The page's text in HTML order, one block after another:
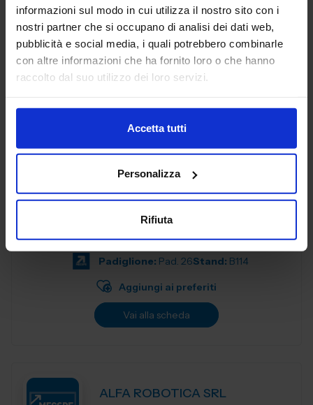
informazioni sul modo in cui utilizza il nostro sito con i
nostri partner che si occupano di analisi dei dati web,
pubblicità e social media, i quali potrebbero combinarle
con altre informazioni che ha fornito loro o che hanno
raccolto dal suo utilizzo dei loro servizi.
Accetta tutti
Personalizza
Rifiuta
Dal 2005, AL. EA è un punto di riferimento nell'industria
manifatturiera industriale, offrendo servizi di terze parti
progettati per soddisfare le esigenze delle aziende
moderne. Con una f...
Padiglione: Pad. 26 Stand:B57
ALEX SPA
MATERIALI NON FERROSI E LEGHE
Padiglione: Pad. 26Stand: B114
Aggiungi ai preferiti
Vai alla scheda
ALFA ROBOTICA SRL